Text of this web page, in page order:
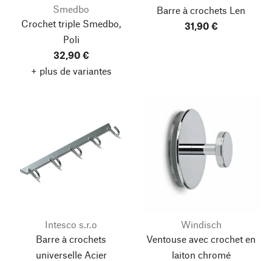
Smedbo
Crochet triple Smedbo,
Poli
32,90 €
+ plus de variantes
Barre à crochets Len
31,90 €
Intesco s.r.o
Barre à crochets
universelle Acier
Windisch
Ventouse avec crochet en
laiton chromé